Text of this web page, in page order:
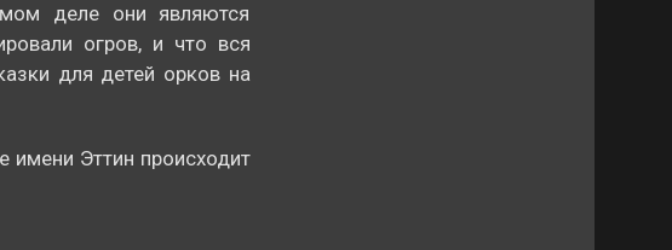
деле они являются
огров, и что вся
для детей орков на
имени Эттин происходит